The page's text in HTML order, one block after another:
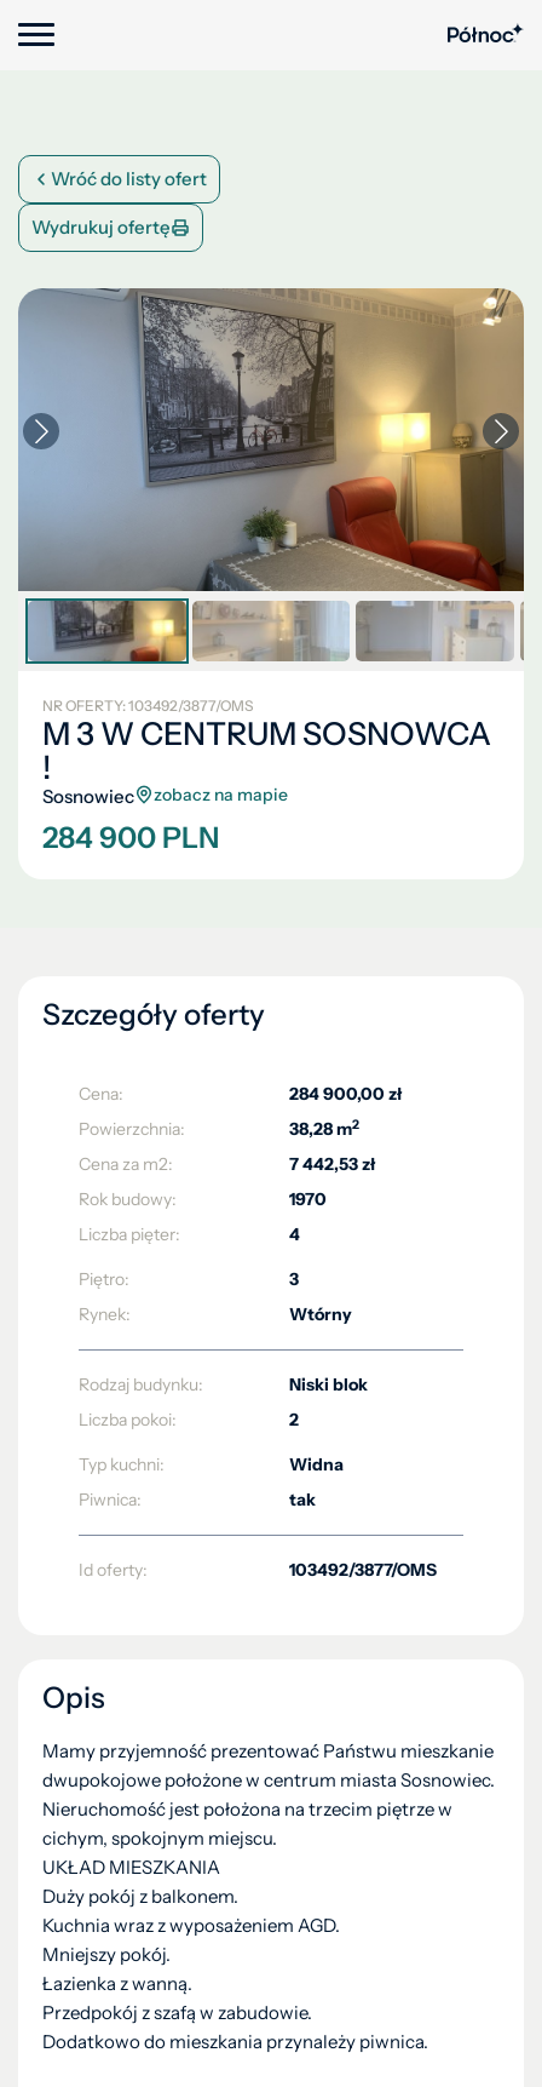
Wróć do listy ofert
Wydrukuj ofertę
NR OFERTY: 103492/3877/OMS
M 3 W CENTRUM SOSNOWCA
!
Sosnowiec zobacz na mapie
284 900 PLN
Szczegóły oferty
Cena:
284 900,00 zł
Powierzchnia:
38,28 m2
Cena za m2:
7 442,53 zł
Rok budowy:
1970
Liczba pięter:
4
Piętro:
3
Rynek:
Wtórny
Rodzaj budynku:
Niski blok
Liczba pokoi:
2
Typ kuchni:
Widna
Piwnica:
tak
Id oferty: 103492/3877/OMS
Opis
Mamy przyjemność prezentować Państwu mieszkanie
dwupokojowe położone w centrum miasta Sosnowiec.
Nieruchomość jest położona na trzecim piętrze w
cichym, spokojnym miejscu.
UKŁAD MIESZKANIA
Duży pokój z balkonem.
Kuchnia wraz z wyposażeniem AGD.
Mniejszy pokój.
Łazienka z wanną.
Przedpokój z szafą w zabudowie.
Dodatkowo do mieszkania przynależy piwnica.